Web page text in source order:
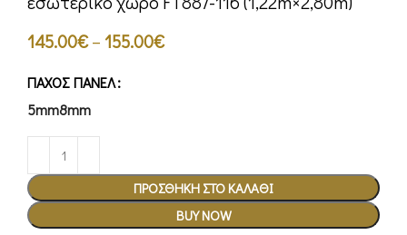
145.00€ – 155.00€
ΠΆΧΟΣ ΠΆΝΕΛ
5mm8mm
ΠΡΟΣΘΉΚΗ ΣΤΟ ΚΑΛΆΘΙ
BUY NOW